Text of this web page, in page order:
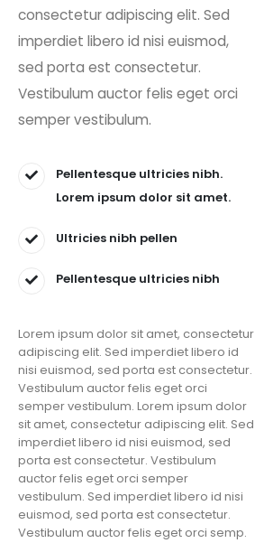
consectetur adipiscing elit. Sed
imperdiet libero id nisi euismod,
sed porta est consectetur.
Vestibulum auctor felis eget orci
semper vestibulum.
Pellentesque ultricies nibh.
Lorem ipsum dolor sit amet.
Ultricies nibh pellen
Pellentesque ultricies nibh
Lorem ipsum dolor sit amet, consectetur
adipiscing elit. Sed imperdiet libero id
nisi euismod, sed porta est consectetur.
Vestibulum auctor felis eget orci
semper vestibulum. Lorem ipsum dolor
sit amet, consectetur adipiscing elit. Sed
imperdiet libero id nisi euismod, sed
porta est consectetur. Vestibulum
auctor felis eget orci semper
vestibulum. Sed imperdiet libero id nisi
euismod, sed porta est consectetur.
Vestibulum auctor felis eget orci semp.